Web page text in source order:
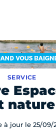
nature
SERVICE
à jour le 25/09/